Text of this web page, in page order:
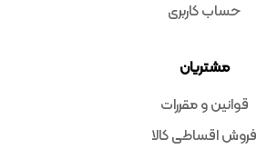
حساب کاربری
مشتریان
قوانین و مقررات
فروش اقساطی کالا